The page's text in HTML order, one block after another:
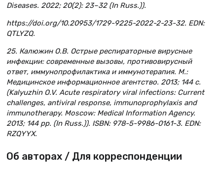
Diseases. 2022; 20(2): 23–32 (In Russ.)).
https://doi.org/10.20953/1729-9225-2022-2-23-32. EDN:
QTLYZQ.
25. Калюжин О.В. Острые респираторные вирусные
инфекции: современные вызовы, противовирусный
ответ, иммунопрофилактика и иммунотерапия. М.:
Медицинское информационное агентство. 2013; 144 с.
(Kalyuzhin O.V. Acute respiratory viral infections: Current
challenges, antiviral response, immunoprophylaxis and
immunotherapy. Moscow: Medical Information Agency.
2013; 144 pp. (In Russ.)). ISBN: 978-5-9986-0161-3. EDN:
RZQYYX.
Об авторах / Для корреспонденции